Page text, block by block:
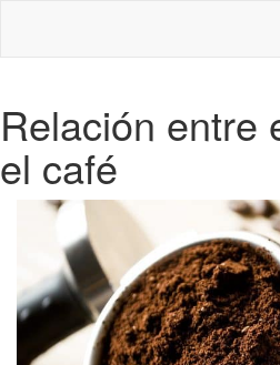
Relación entre
el café